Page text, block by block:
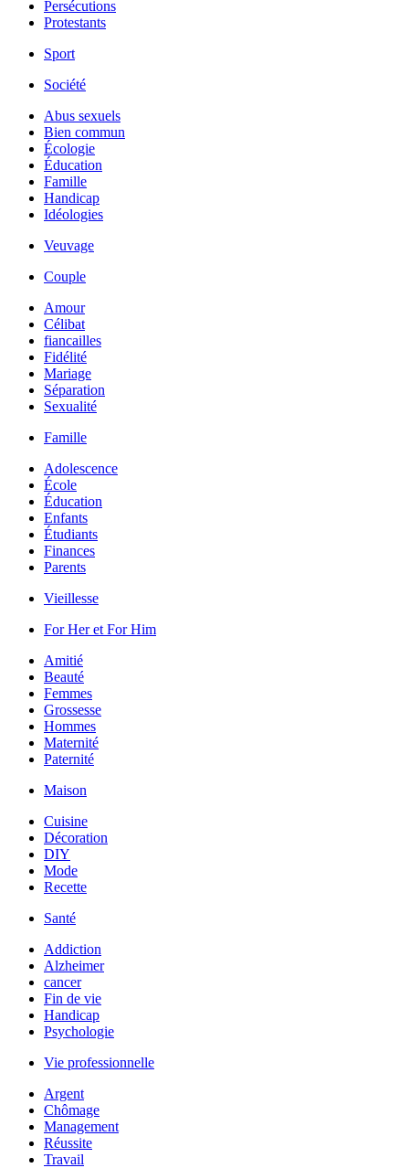
Persécutions
Protestants
Sport
Société
Abus sexuels
Bien commun
Écologie
Éducation
Famille
Handicap
Idéologies
Veuvage
Couple
Amour
Célibat
fiancailles
Fidélité
Mariage
Séparation
Sexualité
Famille
Adolescence
École
Éducation
Enfants
Étudiants
Finances
Parents
Vieillesse
For Her et For Him
Amitié
Beauté
Femmes
Grossesse
Hommes
Maternité
Paternité
Maison
Cuisine
Décoration
DIY
Mode
Recette
Santé
Addiction
Alzheimer
cancer
Fin de vie
Handicap
Psychologie
Vie professionnelle
Argent
Chômage
Management
Réussite
Travail